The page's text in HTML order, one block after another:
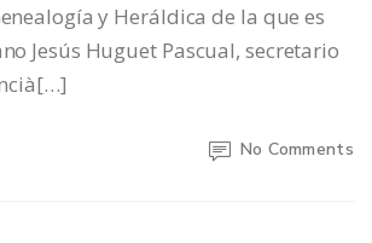
y Heráldica de la que es
Jesús Huguet Pascual, secretario
No Comments